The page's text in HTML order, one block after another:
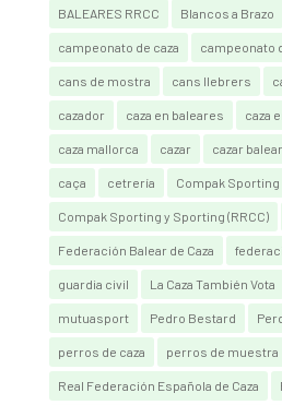
BALEARES RRCC Blancos a Brazo
campeonato de caza campeonato
cans de mostra cans llebrers
cazador caza en baleares caza
caza mallorca cazar cazar
caça cetrería Compak Sporting
Compak Sporting y Sporting (RRCC)
Federación Balear de Caza
guardia civil La Caza También Vota
mutuasport Pedro Bestard
perros de caza perros de muestra
Real Federación Española de Caza